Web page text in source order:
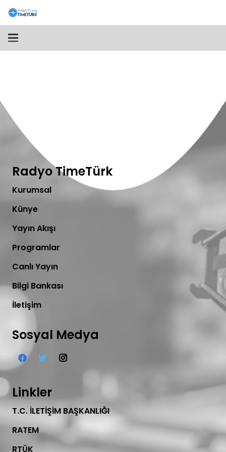
Radyo TimeTürk
Kurumsal
Künye
Yayın Akışı
Programlar
Canlı Yayın
Bilgi Bankası
İletişim
Sosyal Medya
Linkler
T.C. İLETİŞİM BAŞKANLIĞI
RATEM
RTÜK